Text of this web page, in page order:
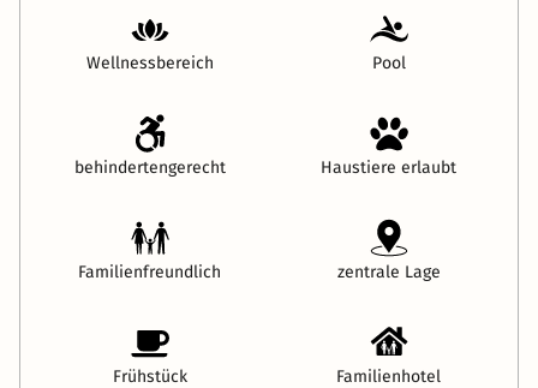
Wellnessbereich Pool
behindertengerecht Haustiere erlaubt
Familienfreundlich zentrale Lage
Frühstück Familienhotel